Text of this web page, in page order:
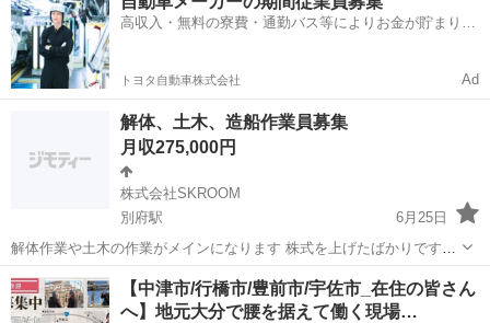
高収入・無料の寮費・通勤バス等によりお金が貯まりや
トヨタ自動車株式会社 Ad
解体、土木、造船作業員募集
月収275,000円
株式会社SKROOM
別府駅
6月25日
解体作業や土木の作業がメインになります 株式を上げたばかりです。
今は常用と請けの両立で仕事をしています これから、請けの仕事を増
やしていこうと思います 解体作業、1名 すぐに働ける方を募集してい
ます 解体は4tトラックを乗...
大分 別府市 別府駅 その他 土木作業員
【中津市/行橋市/豊前市/宇佐市_在住の皆さん
へ】地元大分で腰を据えて働く現場…